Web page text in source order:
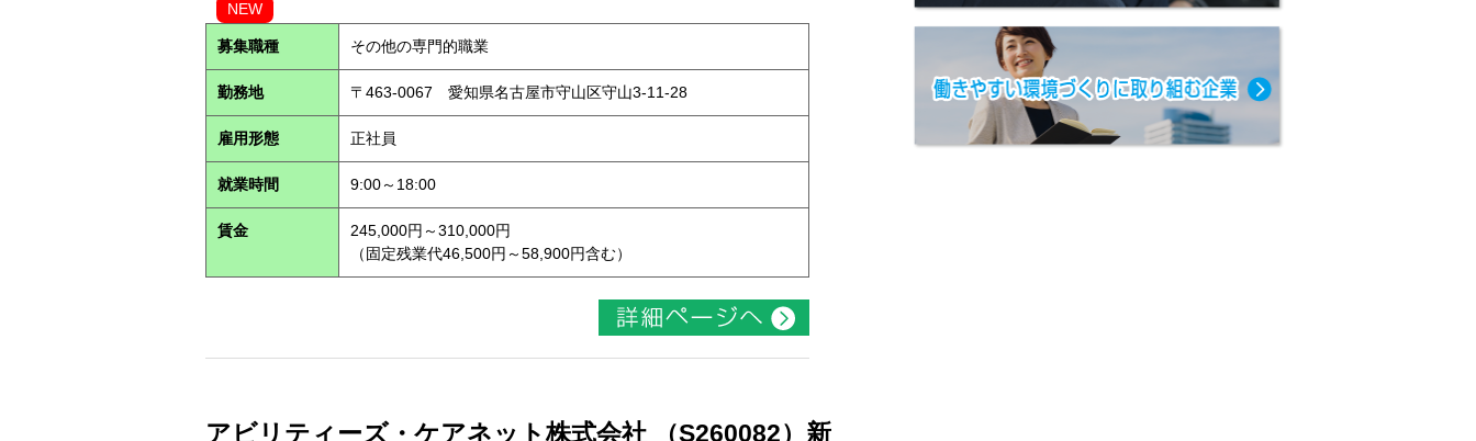
NEW
募集職種 その他の専門的職業
勤務地 〒463-0067 愛知県名古屋市守山区守山3-11-28
雇用形態 正社員
就業時間 9:00～18:00
賃金
245,000円～310,000円
（固定残業代46,500円～58,900円含む）
アビリティーズ・ケアネット株式会社 （S260082）新